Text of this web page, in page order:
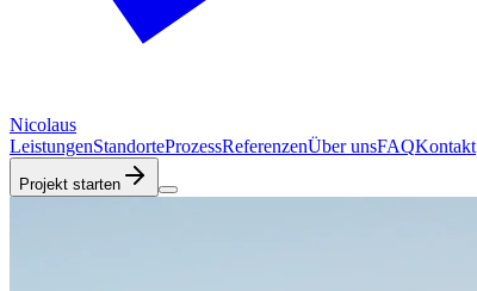
Nicolaus
LeistungenStandorteProzessReferenzenÜber unsFAQKontakt
Projekt starten